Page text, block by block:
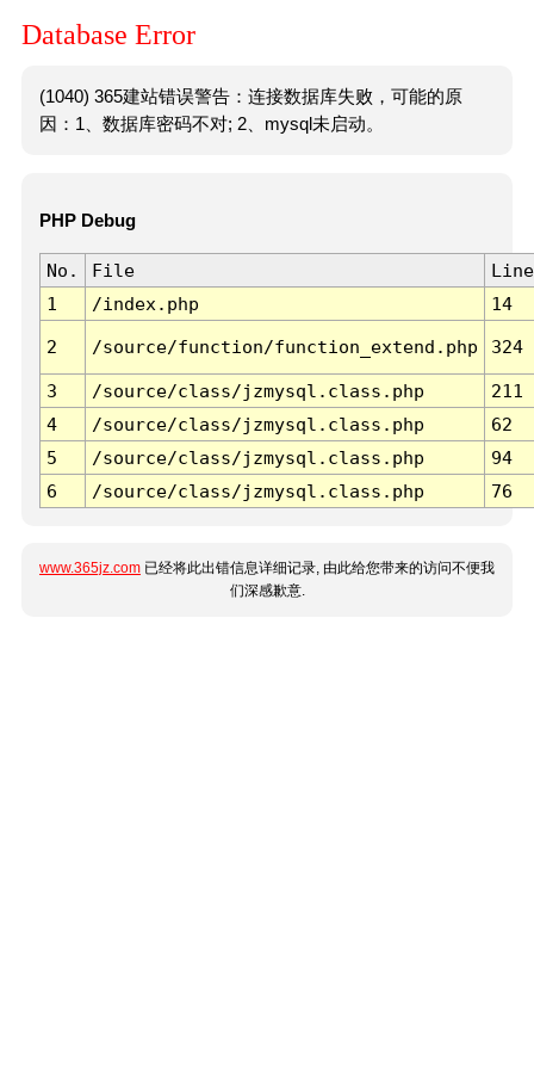
Database Error
(1040) 365建站错误警告：连接数据库失败，可能的原
因：1、数据库密码不对; 2、mysql未启动。
PHP Debug
No. File
Line
1
/index.php 14
2 /source/function/function_extend.php 324
3 /source/class/jzmysql.class.php
211
4
/source/class/jzmysql.class.php
62
5
/source/class/jzmysql.class.php
94
6
/source/class/jzmysql.class.php 76
www.365jz.com 已经将此出错信息详细记录, 由此给您带来的访问不便我
们深感歉意.